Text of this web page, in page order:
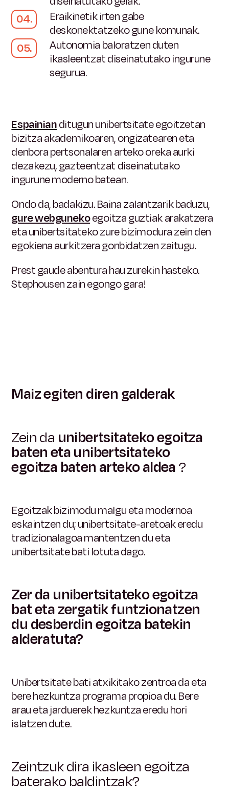
Eraikinetik irten gabe
deskonektatzeko gune komunak.
Autonomia baloratzen duten
ikasleentzat diseinatutako ingurune
segurua.
Espainianditugununibertsitate egoitzetan
bizitza akademikoaren, ongizatearen eta
denbora pertsonalaren arteko oreka aurki
dezakezu, gazteentzat diseinatutako
ingurune moderno batean.
Ondo da, badakizu. Baina zalantzarik baduzu,
gure webgunekoegoitza guztiak arakatzera
eta unibertsitateko zure bizimodura zein den
egokiena aurkitzera gonbidatzen zaitugu.
Prest gaude abentura hau zurekin hasteko.
Stephousen zain egongo gara!
Maiz egiten diren galderak
Zein da unibertsitateko egoitza
baten eta unibertsitateko
egoitza baten arteko aldea?
Egoitzak bizimodu malgu eta modernoa
eskaintzen du; unibertsitate-aretoak eredu
tradizionalagoa mantentzen du eta
unibertsitate bati lotuta dago.
Zer da unibertsitateko egoitza
bat eta zergatik funtzionatzen
du desberdin egoitza batekin
alderatuta?
Unibertsitate bati atxikitako zentroa da eta
bere hezkuntza programa propioa du. Bere
arau eta jarduerek hezkuntza eredu hori
islatzen dute.
Zeintzuk dira ikasleen egoitza
baterako baldintzak?